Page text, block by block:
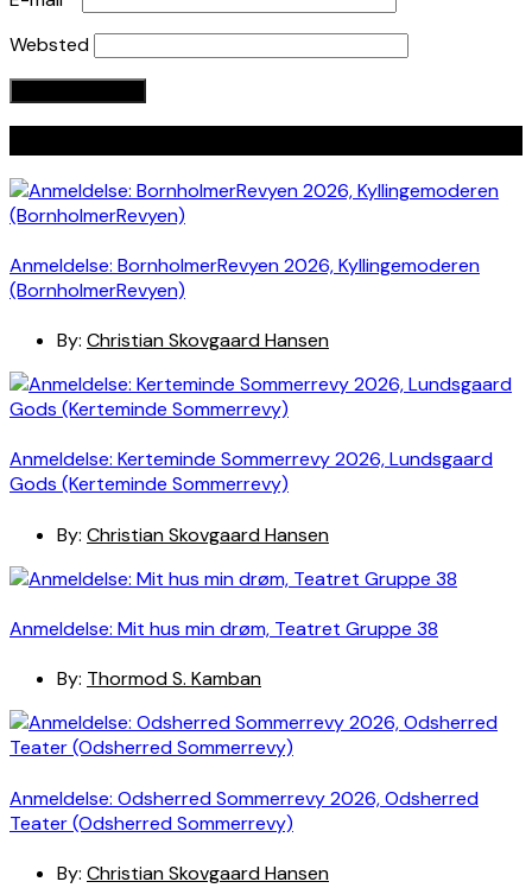
Websted
Anmeldelse: BornholmerRevyen 2026, Kyllingemoderen
(BornholmerRevyen)
By: Christian Skovgaard Hansen
Anmeldelse: Kerteminde Sommerrevy 2026, Lundsgaard
Gods (Kerteminde Sommerrevy)
By: Christian Skovgaard Hansen
Anmeldelse: Mit hus min drøm, Teatret Gruppe 38
By: Thormod S. Kamban
Anmeldelse: Odsherred Sommerrevy 2026, Odsherred
Teater (Odsherred Sommerrevy)
By: Christian Skovgaard Hansen